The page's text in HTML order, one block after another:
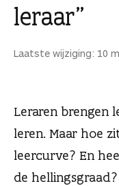
leraar”
Laatste wijziging: 10
Leraren brengen
leren. Maar hoe
leercurve? En
de